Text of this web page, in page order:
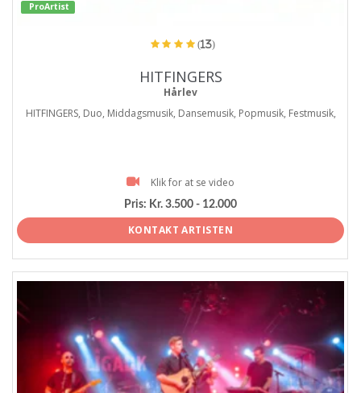
ProArtist
(13)
HITFINGERS
Hårlev
HITFINGERS, Duo, Middagsmusik, Dansemusik, Popmusik, Festmusik,
Klik for at se video
Pris: Kr. 3.500 - 12.000
KONTAKT ARTISTEN